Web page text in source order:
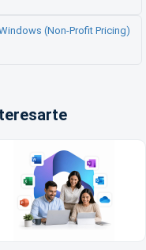
(Non-Profit Pricing)